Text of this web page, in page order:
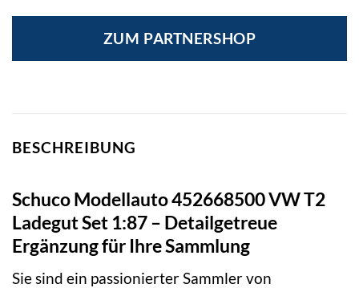
ZUM PARTNERSHOP
BESCHREIBUNG
Schuco Modellauto 452668500 VW T2
Ladegut Set 1:87 – Detailgetreue
Ergänzung für Ihre Sammlung
Sie sind ein passionierter Sammler von